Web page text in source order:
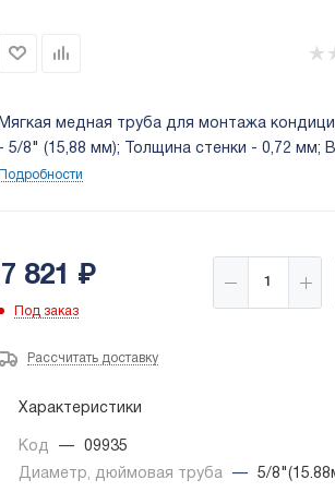
Мягкая медная труба для монтажа
- 5/8" (15,88 мм); Толщина стенки - 0,72 мм;
Подробности
7 821 ₽
Под заказ
Рассчитать доставку
Характеристики
Код —
09935
Диаметр, дюймовая труба
—
5/